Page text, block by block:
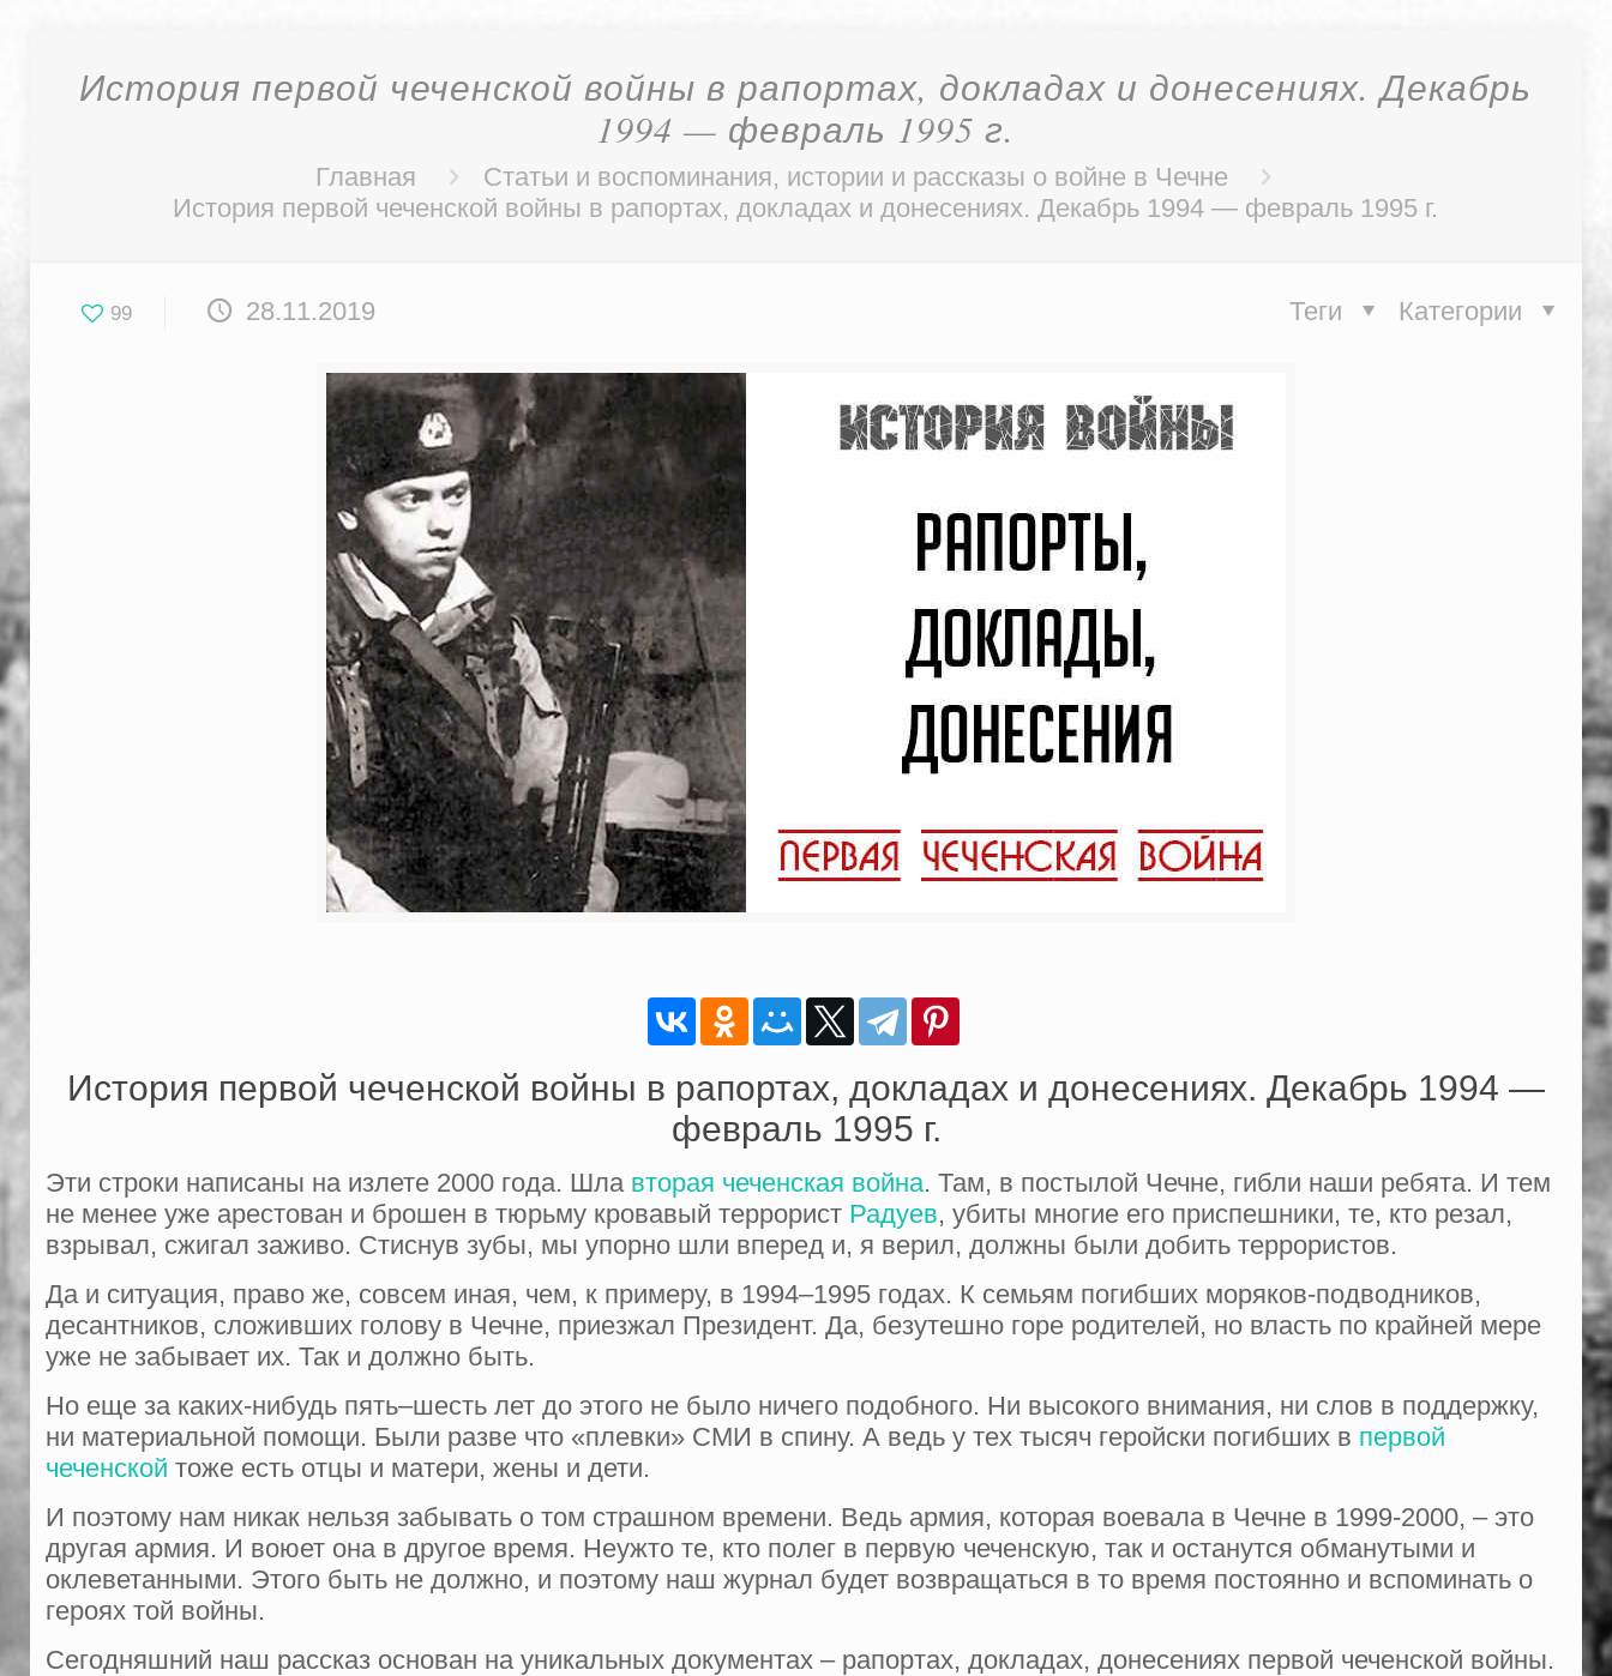
История первой чеченской войны в рапортах, докладах и донесениях. Декабрь
1994 — февраль 1995 г.
Главная
Статьи и воспоминания, истории и рассказы о войне в Чечне
История первой чеченской войны в рапортах, докладах и донесениях. Декабрь 1994 — февраль 1995 г.
99 28.11.2019 Категории
Теги
История первой чеченской войны в рапортах, докладах и донесениях. Декабрь 1994 —
февраль 1995 г.
Эти строки написаны на излете 2000 года. Шла вторая чеченская война. Там, в постылой Чечне, гибли наши ребята. И тем
не менее уже арестован и брошен в тюрьму кровавый террорист Радуев, убиты многие его приспешники, те, кто резал,
взрывал, сжигал заживо. Стиснув зубы, мы упорно шли вперед и, я верил, должны были добить террористов.
Да и ситуация, право же, совсем иная, чем, к примеру, в 1994–1995 годах. К семьям погибших моряков-подводников,
десантников, сложивших голову в Чечне, приезжал Президент. Да, безутешно горе родителей, но власть по крайней мере
уже не забывает их. Так и должно быть.
Но еще за каких-нибудь пять–шесть лет до этого не было ничего подобного. Ни высокого внимания, ни слов в поддержку,
ни материальной помощи. Были разве что «плевки» СМИ в спину. А ведь у тех тысяч геройски погибших в первой
чеченской тоже есть отцы и матери, жены и дети.
И поэтому нам никак нельзя забывать о том страшном времени. Ведь армия, которая воевала в Чечне в 1999-2000, – это
другая армия. И воюет она в другое время. Неужто те, кто полег в первую чеченскую, так и останутся обманутыми и
оклеветанными. Этого быть не должно, и поэтому наш журнал будет возвращаться в то время постоянно и вспоминать о
героях той войны.
Сегодняшний наш рассказ основан на уникальных документах – рапортах, докладах, донесениях первой чеченской войны.